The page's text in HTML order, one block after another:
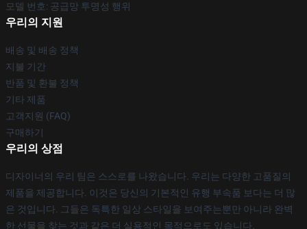
모델 번호: 공급망 투명성 행위
우리의 지원
배송 및 배송 정책
지불 기간
반품 및 환불 정책
기타 제품
고객지원 (FAQ)
구매하기
우리의 상점
디자이너의 우리 팀은 스스로를 나왔습니다. 우리는 다양한 고품질의
제품을 제공합니다. 이것은 당신의 기본적인 유행 부속품 보다는 더 많
은 것입니다. 그들은 독특한 일상 스타일을 보여주는뿐만 아니라 완벽
한 선물을 찾는 것과 같은 더 실용적인 목적으로도 있습니다.